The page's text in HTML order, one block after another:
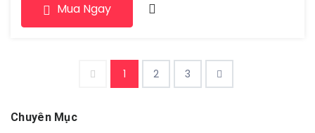
bảo sự vừa vặn và an toàn tối ưu khi bé đã không còn
phù hợp với các dòng ghế […]
Mua Ngay
1 2 3
Chuyên Mục